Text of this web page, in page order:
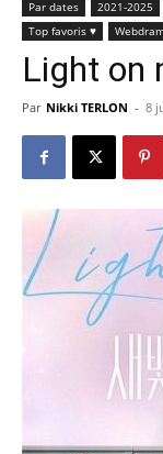
Par dates 2021-2025
Top favoris ♥
Light on
Par Nikki TERLON - 8